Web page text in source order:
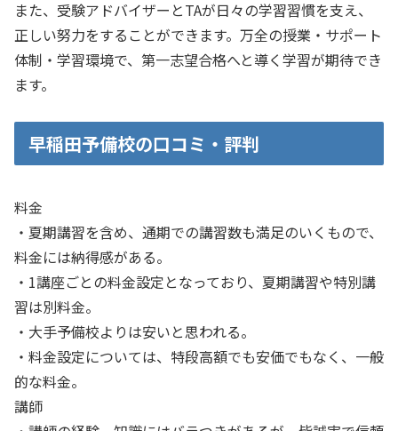
また、受験アドバイザーとTAが日々の学習習慣を支え、
正しい努力をすることができます。万全の授業・サポート
体制・学習環境で、第一志望合格へと導く学習が期待でき
ます。
早稲田予備校の口コミ・評判
料金
・夏期講習を含め、通期での講習数も満足のいくもので、
料金には納得感がある。
・1講座ごとの料金設定となっており、夏期講習や特別講
習は別料金。
・大手予備校よりは安いと思われる。
・料金設定については、特段高額でも安価でもなく、一般
的な料金。
講師